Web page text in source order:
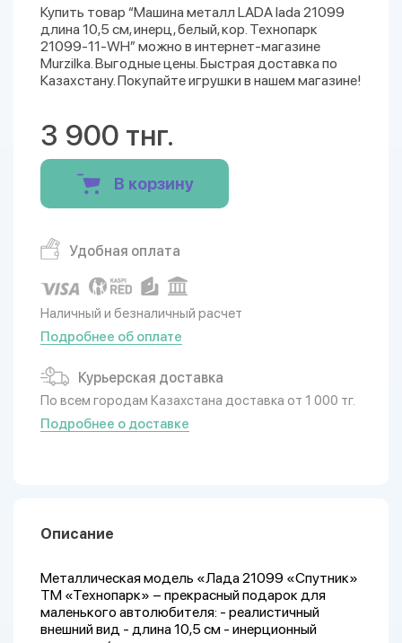
Купить товар “Машина металл LADA lada 21099
длина 10,5 см, инерц, белый, кор. Технопарк
21099-11-WH” можно в интернет-магазине
Murzilka. Выгодные цены. Быстрая доставка по
Казахстану. Покупайте игрушки в нашем магазине!
3 900 тнг.
В корзину
Удобная оплата
Наличный и безналичный расчет
Подробнее об оплате
Курьерская доставка
По всем городам Казахстана доставка от 1 000 тг.
Подробнее о доставке
Описание
Металлическая модель «Лада 21099 «Спутник»
ТМ «Технопарк» – прекрасный подарок для
маленького автолюбителя: - реалистичный
внешний вид - длина 10,5 см - инерционный